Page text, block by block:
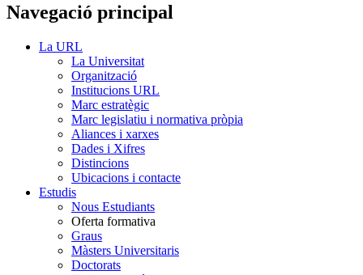
Navegació principal
La URL
La Universitat
Organització
Institucions URL
Marc estratègic
Marc legislatiu i normativa pròpia
Aliances i xarxes
Dades i Xifres
Distincions
Ubicacions i contacte
Estudis
Nous Estudiants
Oferta formativa
Graus
Màsters Universitaris
Doctorats